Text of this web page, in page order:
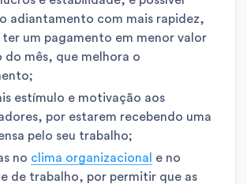
adiantamento com mais rapidez,
ter um pagamento em menor valor
do mês, que melhora o
estímulo e motivação aos
por estarem recebendo uma
pelo seu trabalho;
no clima organizacional
e no
de trabalho, por permitir que as